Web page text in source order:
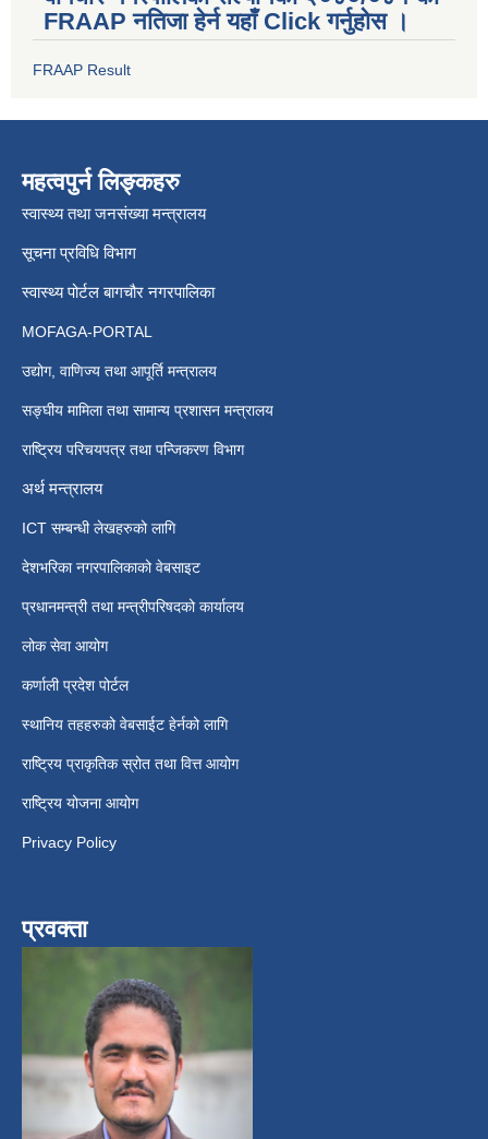
FRAAP नतिजा हेर्न यहाँ Click गर्नुहोस ।
FRAAP Result
महत्वपुर्न लिङ्कहरु
स्वास्थ्य तथा जनसंख्या मन्त्रालय
सूचना प्रविधि विभाग
स्वास्थ्य पोर्टल बागचौर नगरपालिका
MOFAGA-PORTAL
उद्योग, वाणिज्य तथा आपूर्ति मन्त्रालय
सङ्घीय मामिला तथा सामान्य प्रशासन मन्त्रालय
राष्ट्रिय परिचयपत्र तथा पन्जिकरण विभाग
अर्थ मन्त्रालय
ICT सम्बन्धी लेखहरुको लागि
देशभरिका नगरपालिकाको वेबसाइट
प्रधानमन्त्री तथा मन्त्रीपरिषदको कार्यालय
लोक सेवा आयोग
कर्णाली प्रदेश पोर्टल
स्थानिय तहहरुको वेबसाईट हेर्नको लागि
राष्ट्रिय प्राकृतिक स्रोत तथा वित्त आयोग
राष्ट्रिय योजना आयोग
Privacy Policy
प्रवक्ता